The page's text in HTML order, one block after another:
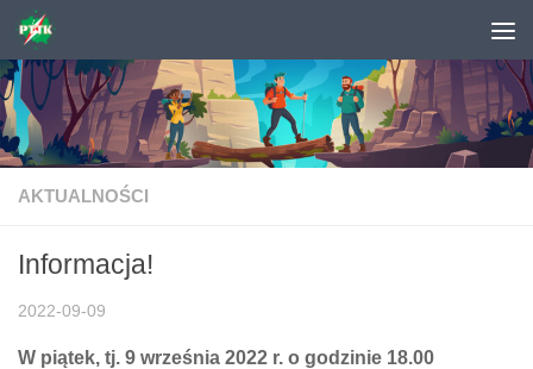
Skip to content
AKTUALNOŚCI
Informacja!
2022-09-09
W piątek, tj. 9 września 2022 r. o godzinie 18.00